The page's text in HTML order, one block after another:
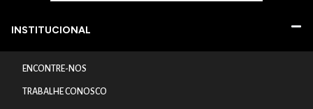
INSTITUCIONAL
ENCONTRE-NOS
TRABALHE CONOSCO